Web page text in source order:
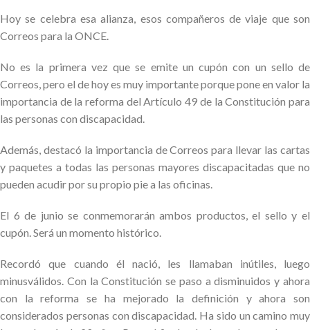
Hoy se celebra esa alianza, esos compañeros de viaje que son
Correos para la ONCE.
No es la primera vez que se emite un cupón con un sello de
Correos, pero el de hoy es muy importante porque pone en valor la
importancia de la reforma del Artículo 49 de la Constitución para
las personas con discapacidad.
Además, destacó la importancia de Correos para llevar las cartas
y paquetes a todas las personas mayores discapacitadas que no
pueden acudir por su propio pie a las oficinas.
El 6 de junio se conmemorarán ambos productos, el sello y el
cupón. Será un momento histórico.
Recordó que cuando él nació, les llamaban inútiles, luego
minusválidos. Con la Constitución se paso a disminuidos y ahora
con la reforma se ha mejorado la definición y ahora son
considerados personas con discapacidad. Ha sido un camino muy